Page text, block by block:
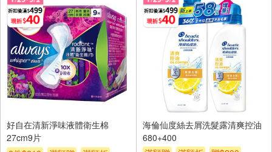
好自在清新淨味液體衛生棉
27cm9片
海倫仙度絲去屑洗髮露清爽控油
680+400